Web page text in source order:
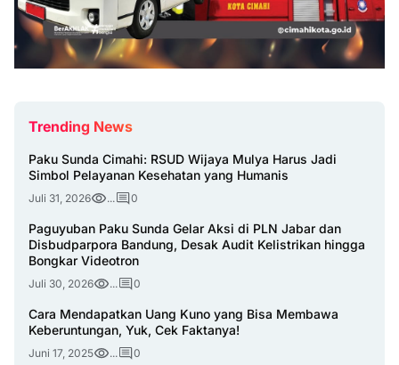
Trending News
Paku Sunda Cimahi: RSUD Wijaya Mulya Harus Jadi
Simbol Pelayanan Kesehatan yang Humanis
Juli 31, 2026 ... 0
Paguyuban Paku Sunda Gelar Aksi di PLN Jabar dan
Disbudparpora Bandung, Desak Audit Kelistrikan hingga
Bongkar Videotron
Juli 30, 2026 ... 0
Cara Mendapatkan Uang Kuno yang Bisa Membawa
Keberuntungan, Yuk, Cek Faktanya!
Juni 17, 2025 ... 0